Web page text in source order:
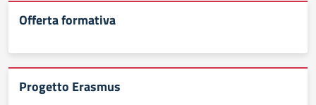
Offerta formativa
Progetto Erasmus